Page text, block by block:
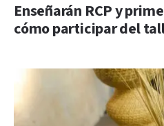
Enseñarán RCP y
cómo participar del